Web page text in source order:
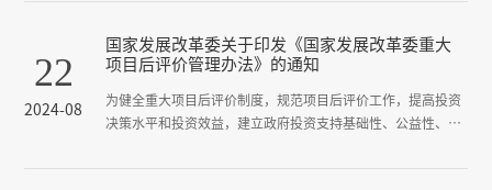
（REITs）项目申报材料的标准化、规范化水平，进一步提高
常态化发行工作的质量和效率，根据《国家发展改革...
22
2024-08
国家发展改革委关于印发《国家发展改革委重大
项目后评价管理办法》的通知
为健全重大项目后评价制度，规范项目后评价工作，提高投资
决策水平和投资效益，建立政府投资支持基础性、公益性、长